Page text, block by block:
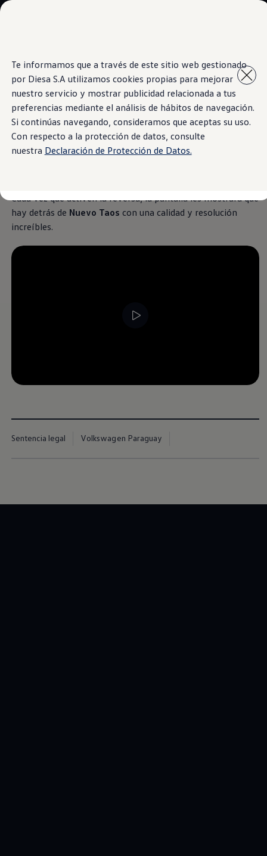
Te informamos que a través de este sitio web gestionado
por Diesa S.A utilizamos cookies propias para mejorar
nuestro servicio y mostrar publicidad relacionada a tus
preferencias mediante el análisis de hábitos de navegación.
Si continúas navegando, consideramos que aceptas su uso.
Con respecto a la protección de datos, consulte
nuestra Declaración de Protección de Datos.
contenido
principal
a pie
de
página
Contáctenos
Marca y Experiencia
Volkswagen Paraguay
Espacio Exclusivo para Prensa
Latin NCAP
Tengo un Volkswagen
Manuales Volkswagen
Postventas
Agendamiento Online
Lo quiero
Cámara de visión trasera
Seguridad en todo
momento
Cada vez que activen la reversa, la pantalla les mostrará qué
hay detrás de Nuevo Taos con una calidad y resolución
increíbles.
Remaining time, --
Sentencia legal Volkswagen Paraguay